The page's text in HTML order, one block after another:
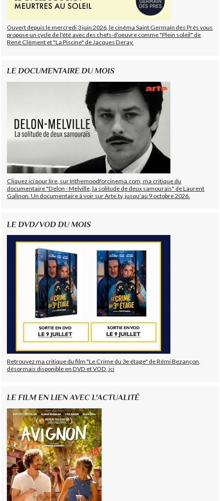
Ouvert depuis le mercredi 3 juin 2026, le cinéma Saint Germain des Prés vous
propose un cycle de l'été avec des chefs-d'oeuvre comme "Plein soleil" de
René Clément et "La Piscine" de Jacques Deray.
LE DOCUMENTAIRE DU MOIS
Cliquez ici pour lire, sur Inthemoodforcinema.com, ma critique du
documentaire "Delon - Melville, la solitude de deux samouraïs" de Laurent
Galinon. Un documentaire à voir sur Arte.tv, jusqu'au 9 octobre 2026.
LE DVD/VOD DU MOIS
Retrouvez ma critique du film "Le Crime du 3e étage" de Rémi Bezançon,
désormais disponible en DVD et VOD, ici
LE FILM EN LIEN AVEC L'ACTUALITÉ